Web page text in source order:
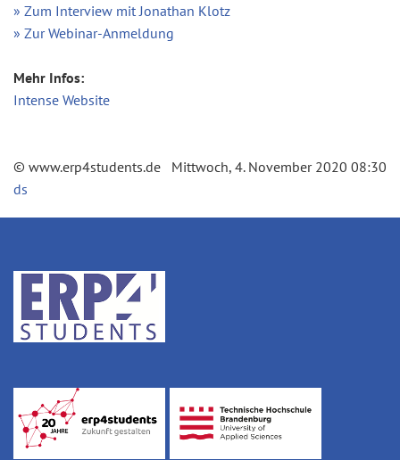
» Zum Interview mit Jonathan Klotz
» Zur Webinar-Anmeldung
Mehr Infos:
Intense Website
© www.erp4students.de Mittwoch, 4. November 2020 08:30
ds